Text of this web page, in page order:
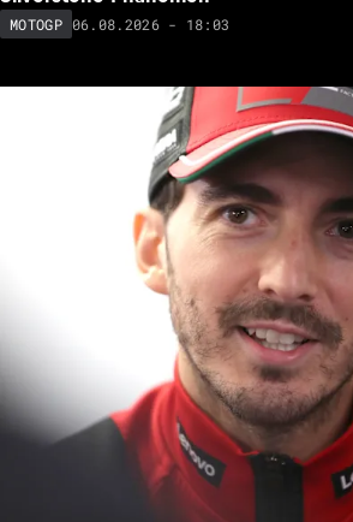
MOTOGP 06.08.2026 - 18:03